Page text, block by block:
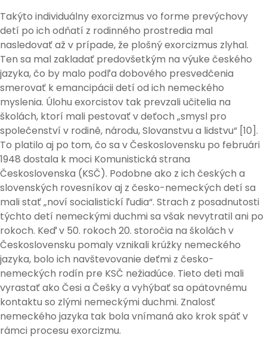
Takýto individuálny exorcizmus vo forme prevýchovy
detí po ich odňatí z rodinného prostredia mal
nasledovať až v prípade, že plošný exorcizmus zlyhal.
Ten sa mal zakladať predovšetkým na výuke českého
jazyka, čo by malo podľa dobového presvedčenia
smerovať k emancipácii detí od ich nemeckého
myslenia. Úlohu exorcistov tak prevzali učitelia na
školách, ktorí mali pestovať v deťoch „smysl pro
společenství v rodině, národu, Slovanstvu a lidstvu“ [10].
To platilo aj po tom, čo sa v Československu po februári
1948 dostala k moci Komunistická strana
Československa (KSČ). Podobne ako z ich českých a
slovenských rovesníkov aj z česko-nemeckých detí sa
mali stať „noví socialistickí ľudia“. Strach z posadnutosti
týchto detí nemeckými duchmi sa však nevytratil ani po
rokoch. Keď v 50. rokoch 20. storočia na školách v
Československu pomaly vznikali krúžky nemeckého
jazyka, bolo ich navštevovanie deťmi z česko-
nemeckých rodín pre KSČ nežiadúce. Tieto deti mali
vyrastať ako Česi a Češky a vyhýbať sa opätovnému
kontaktu so zlými nemeckými duchmi. Znalosť
nemeckého jazyka tak bola vnímaná ako krok späť v
rámci procesu exorcizmu.